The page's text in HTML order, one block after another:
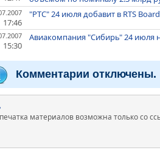
17:46
"РТС" 24 июля добавит в RTS
15:30
Авиакомпания "Сибирь" 24 июля
Комментарии отключены.
материалов возможна только со